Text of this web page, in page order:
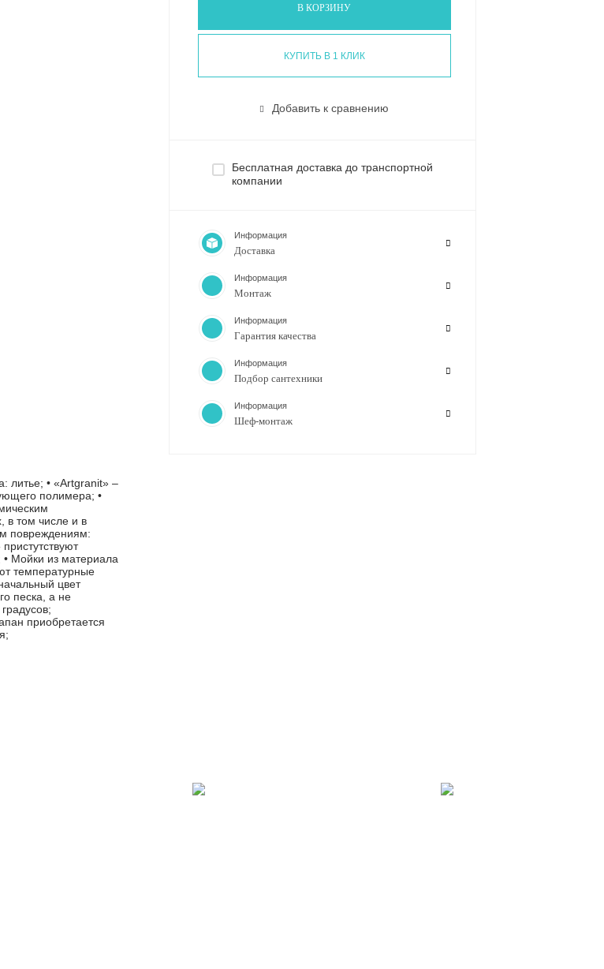
В КОРЗИНУ
КУПИТЬ В 1 КЛИК
Добавить к сравнению
Бесплатная доставка до транспортной
компании
Информация
Доставка
Информация
Монтаж
Информация
Гарантия качества
Информация
Подбор сантехники
Информация
Шеф-монтаж
литье; • «Artgranit» –
полимера; •
в том числе и в
повреждениям:
Мойки из материала
температурные
цвет
песка, а не
приобретается